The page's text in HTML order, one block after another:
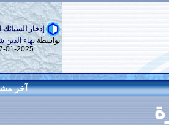
15
آخر مشاركة المواضيع